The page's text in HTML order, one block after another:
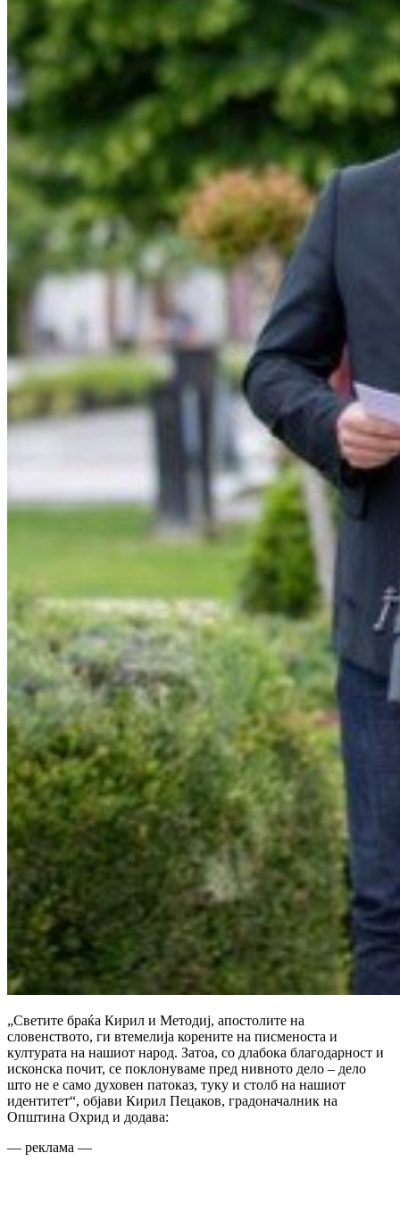
„Светите браќа Кирил и Методиј, апостолите на
словенството, ги втемелија корените на писменоста и
културата на нашиот народ. Затоa, со длабока благодарност и
исконска почит, се поклонуваме пред нивното дело – дело
што не е само духовен патоказ, туку и столб на нашиот
идентитет“, објави Кирил Пецаков, градоначалник на
Општина Охрид и додава:
— реклама —